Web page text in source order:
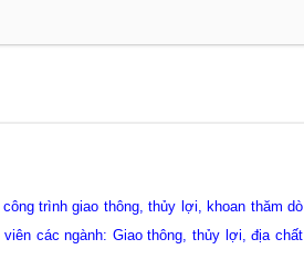
trình giao thông, thủy lợi, khoan thăm dò
các ngành: Giao thông, thủy lợi, địa chất